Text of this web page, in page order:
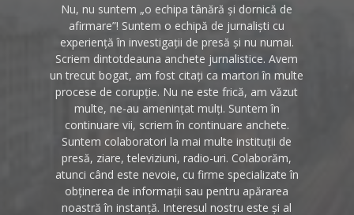
Nu, nu suntem „o echipa tânără și dornică de
afirmare”! Suntem o echipă de jurnaliști cu
experiență în investigații de presă și nu numai.
Scriem dintotdeauna anchete jurnalistice. Avem
un trecut bogat, am fost citați ca martori în multe
procese de corupție. Nu ne este frică, am văzut
multe, ne-au amenințat mulți. Suntem în
continuare vii, scriem în continuare anchete.
Suntem colaboratori la mai multe instituții de
presă, ziare, televiziuni, radio-uri. Colaborăm,
atunci când este nevoie, cu firme specializate în
obținerea de informații sau pentru apărarea
noastră în instanță. Interesul nostru este și al